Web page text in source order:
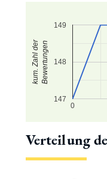
0
147
148
149
kum. Zahl derBewertungen
Verteilung